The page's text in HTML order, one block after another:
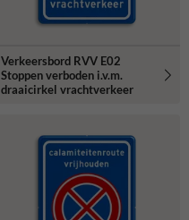
Verkeersbord RVV E02
Stoppen verboden i.v.m.
draaicirkel vrachtverkeer